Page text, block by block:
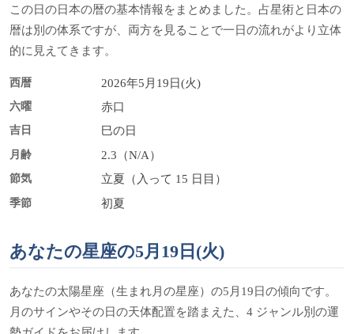
この日の日本の暦の基本情報をまとめました。占星術と日本の
暦は別の体系ですが、両方を見ることで一日の流れがより立体
的に見えてきます。
西暦 2026年5月19日(火)
六曜 赤口
吉日 巳の日
月齢 2.3（N/A）
節気 立夏（入って 15 日目）
季節 初夏
あなたの星座の5月19日(火)
あなたの太陽星座（生まれ月の星座）の5月19日の傾向です。
月のサインやその日の天体配置を踏まえた、4 ジャンル別の運